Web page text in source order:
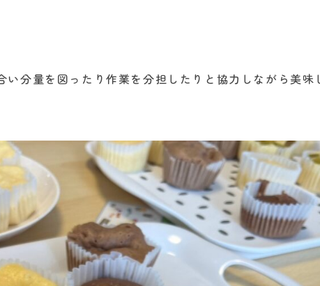
分量を図ったり作業を分担したりと協力しながら美味